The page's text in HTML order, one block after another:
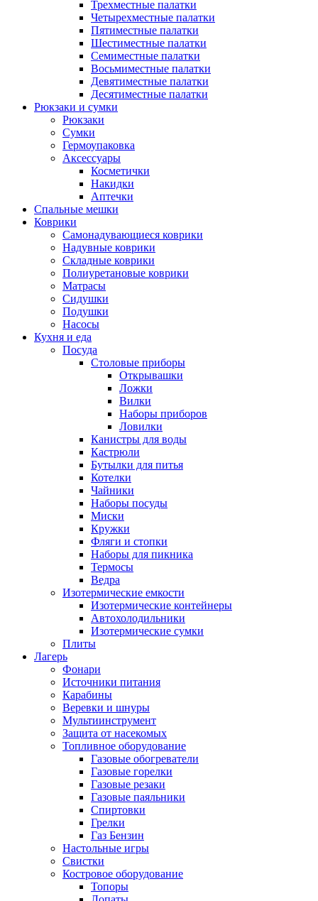
Трехместные палатки
Четырехместные палатки
Пятиместные палатки
Шестиместные палатки
Семиместные палатки
Восьмиместные палатки
Девятиместные палатки
Десятиместные палатки
Рюкзаки и сумки
Рюкзаки
Сумки
Гермоупаковка
Аксессуары
Косметички
Накидки
Аптечки
Спальные мешки
Коврики
Самонадувающиеся коврики
Надувные коврики
Складные коврики
Полиуретановые коврики
Матрасы
Сидушки
Подушки
Насосы
Кухня и еда
Посуда
Столовые приборы
Открывашки
Ложки
Вилки
Наборы приборов
Ловилки
Канистры для воды
Кастрюли
Бутылки для питья
Котелки
Чайники
Наборы посуды
Миски
Кружки
Фляги и стопки
Наборы для пикника
Термосы
Ведра
Изотермические емкости
Изотермические контейнеры
Автохолодильники
Изотермические сумки
Плиты
Лагерь
Фонари
Источники питания
Карабины
Веревки и шнуры
Мультиинструмент
Защита от насекомых
Топливное оборудование
Газовые обогреватели
Газовые горелки
Газовые резаки
Газовые паяльники
Спиртовки
Грелки
Газ Бензин
Настольные игры
Свистки
Костровое оборудование
Топоры